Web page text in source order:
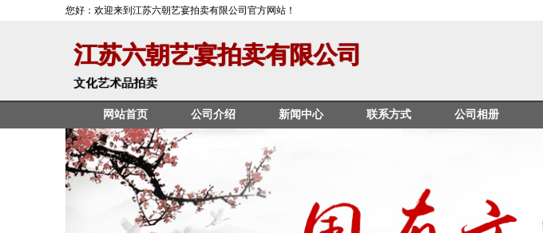
您好：欢迎来到江苏六朝艺宴拍卖有限公司官方网站！
江苏六朝艺宴拍卖有限公司
文化艺术品拍卖
网站首页 公司介绍 新闻中心 联系方式 公司相册